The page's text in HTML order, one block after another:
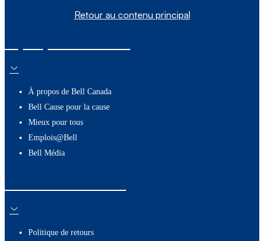
Retour au contenu principal
À propos de Bell Canada
Bell Cause pour la cause
Mieux pour tous
Emplois@Bell
Bell Média
Politique de retours